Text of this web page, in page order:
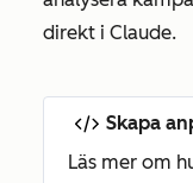
direkt i Claude.
Skapa
Läs mer om